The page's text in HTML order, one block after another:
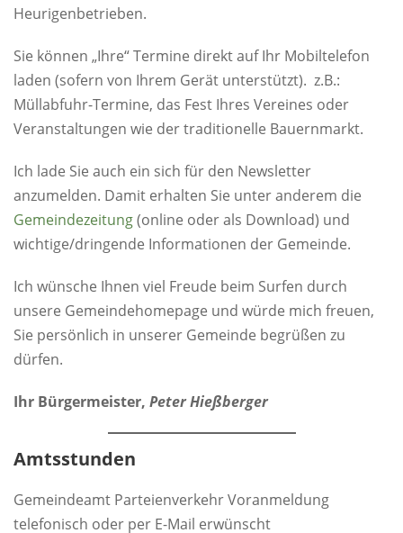
Heurigenbetrieben.
Sie können „Ihre“ Termine direkt auf Ihr Mobiltelefon
laden (sofern von Ihrem Gerät unterstützt). z.B.:
Müllabfuhr-Termine, das Fest Ihres Vereines oder
Veranstaltungen wie der traditionelle Bauernmarkt.
Ich lade Sie auch ein sich für den Newsletter
anzumelden. Damit erhalten Sie unter anderem die
Gemeindezeitung(online oder als Download) und
wichtige/dringende Informationen der Gemeinde.
Ich wünsche Ihnen viel Freude beim Surfen durch
unsere Gemeindehomepage und würde mich freuen,
Sie persönlich in unserer Gemeinde begrüßen zu
dürfen.
Ihr Bürgermeister, Peter Hießberger
Amtsstunden
Gemeindeamt Parteienverkehr Voranmeldung
telefonisch oder per E-Mail erwünscht